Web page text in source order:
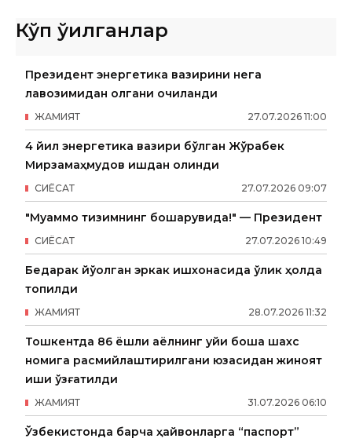
Кўп ўқилганлар
Президент энергетика вазирини нега
лавозимидан олгани очиқланди
27.07.2026 11:00
ЖАМИЯТ
4 йил энергетика вазири бўлган Жўрабек
Мирзамаҳмудов ишдан олинди
27.07.2026 09:07
СИËСАТ
"Муаммо тизимнинг бошқарувида!" — Президент
27.07.2026 10:49
СИËСАТ
Бедарак йўқолган эркак ишхонасида ўлик ҳолда
топилди
28.07.2026 11:32
ЖАМИЯТ
Тошкентда 86 ёшли аёлнинг уйи бошқа шахс
номига расмийлаштирилгани юзасидан жиноят
иши қўзғатилди
31.07.2026 06:10
ЖАМИЯТ
Ўзбекистонда барча ҳайвонларга “паспорт”